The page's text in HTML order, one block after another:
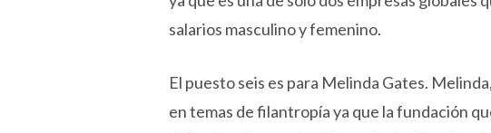
salarios masculino y femenino.
El puesto seis es para Melinda Gates.
en temas de filantropía ya que la fundación